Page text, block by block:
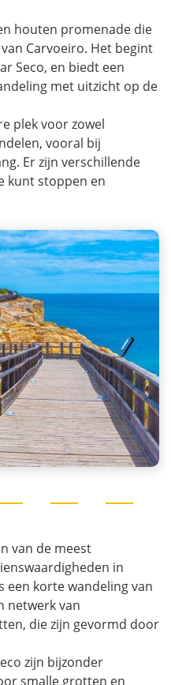
houten promenade die
Carvoeiro. Het begint
Seco, en biedt een
met uitzicht op de
plek voor zowel
vooral bij
Er zijn verschillende
kunt stoppen en
van de meest
in
een korte wandeling van
netwerk van
die zijn gevormd door
zijn bijzonder
smalle grotten en